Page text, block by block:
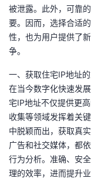
发
者
我
的
博
客
我
的
论
我
的
我
开
发
者
学
堂
我
的
Programs
我
的
支
持
我
的
我
被泄露。此外，可靠
要。因而，选择合适
性，也为用户提供了
争。
一、获取住宅IP地址
在当今数字化快速发
宅IP地址不仅提供更
收集等领域发挥着关
中脱颖而出，获取真
广告和社交媒体，都
行为分析。准确、安
理的效率，进而提升